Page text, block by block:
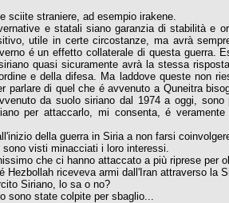
sciite straniere, ad esempio irakene.
e statali siano garanzia di stabilità e
utile in certe circostanze, ma avrà
é un effetto collaterale di questa guerra.
quasi sicuramente avrà la stessa
e della difesa. Ma laddove queste non
parlare di quel che é avvenuto a Quneitra
da suolo siriano dal 1974 a oggi,
per attaccarlo, mi consenta, é
della guerra in Siria a non farsi
sono visti minacciati i loro interessi.
che ci hanno attaccato a più riprese per
Hezbollah riceveva armi dall'Iran attraverso la
Siriano, lo sa o no?
sono state colpite per sbaglio...